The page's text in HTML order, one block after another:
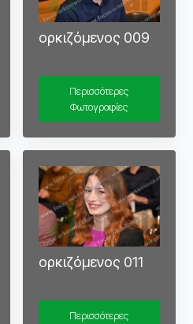
ορκιζόμενος 009
Περισσότερες
Φωτογραφίες
ορκιζόμενος 011
Περισσότερες